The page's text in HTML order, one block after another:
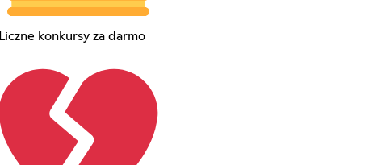
Liczne konkursy za darmo